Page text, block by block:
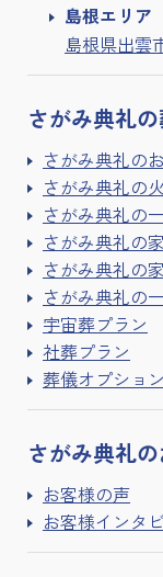
島根エリア
島根県出雲
さがみ典礼の
さがみ典礼の
さがみ典礼の
さがみ典礼の
さがみ典礼の
さがみ典礼の
さがみ典礼の
宇宙葬プラン
社葬プラン
葬儀オプショ
さがみ典礼の
お客様の声
お客様インタ